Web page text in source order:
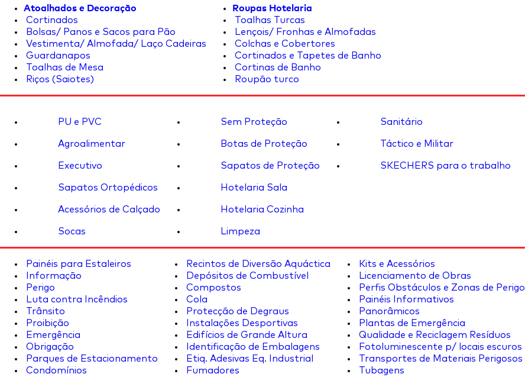
Atoalhados e Decoração
Cortinados
Bolsas/ Panos e Sacos para Pão
Vestimenta/ Almofada/ Laço Cadeiras
Guardanapos
Toalhas de Mesa
Riços (Saiotes)
Roupas Hotelaria
Toalhas Turcas
Lençois/ Fronhas e Almofadas
Colchas e Cobertores
Cortinados e Tapetes de Banho
Cortinas de Banho
Roupão turco
PU e PVC
Agroalimentar
Executivo
Sapatos Ortopédicos
Acessórios de Calçado
Socas
Sem Proteção
Botas de Proteção
Sapatos de Proteção
Hotelaria Sala
Hotelaria Cozinha
Limpeza
Sanitário
Táctico e Militar
SKECHERS para o trabalho
Painéis para Estaleiros
Informação
Perigo
Luta contra Incêndios
Trânsito
Proibição
Emergência
Obrigação
Parques de Estacionamento
Condomínios
Recintos de Diversão Aquáctica
Depósitos de Combustível
Compostos
Cola
Protecção de Degraus
Instalações Desportivas
Edifícios de Grande Altura
Identificação de Embalagens
Etiq. Adesivas Eq. Industrial
Fumadores
Kits e Acessórios
Licenciamento de Obras
Perfis Obstáculos e Zonas de Perigo
Painéis Informativos
Panorâmicos
Plantas de Emergência
Qualidade e Reciclagem Resíduos
Fotoluminescente p/ locais escuros
Transportes de Materiais Perigosos
Tubagens